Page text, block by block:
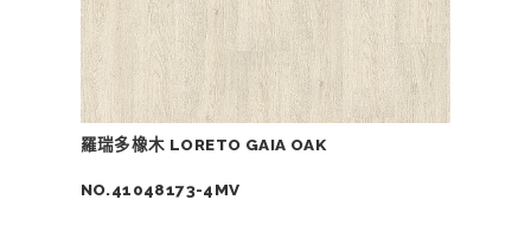
羅瑞多橡木 LORETO GAIA OAK
NO.41048173-4MV